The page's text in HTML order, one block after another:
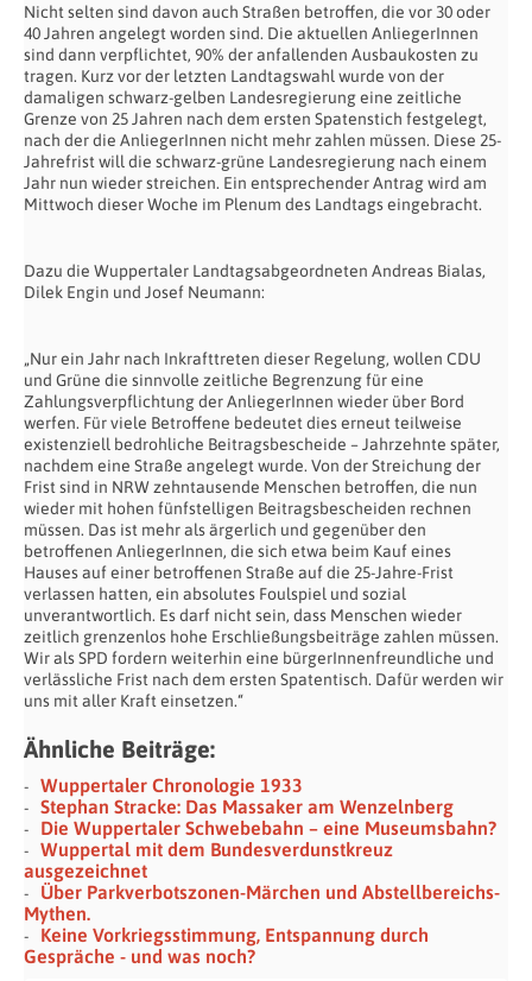
Nicht selten sind davon auch Straßen betroffen, die vor 30 oder
40 Jahren angelegt worden sind. Die aktuellen AnliegerInnen
sind dann verpflichtet, 90% der anfallenden Ausbaukosten zu
tragen. Kurz vor der letzten Landtagswahl wurde von der
damaligen schwarz-gelben Landesregierung eine zeitliche
Grenze von 25 Jahren nach dem ersten Spatenstich festgelegt,
nach der die AnliegerInnen nicht mehr zahlen müssen. Diese 25-
Jahrefrist will die schwarz-grüne Landesregierung nach einem
Jahr nun wieder streichen. Ein entsprechender Antrag wird am
Mittwoch dieser Woche im Plenum des Landtags eingebracht.
Dazu die Wuppertaler Landtagsabgeordneten Andreas Bialas,
Dilek Engin und Josef Neumann:
„Nur ein Jahr nach Inkrafttreten dieser Regelung, wollen CDU
und Grüne die sinnvolle zeitliche Begrenzung für eine
Zahlungsverpflichtung der AnliegerInnen wieder über Bord
werfen. Für viele Betroffene bedeutet dies erneut teilweise
existenziell bedrohliche Beitragsbescheide – Jahrzehnte später,
nachdem eine Straße angelegt wurde. Von der Streichung der
Frist sind in NRW zehntausende Menschen betroffen, die nun
wieder mit hohen fünfstelligen Beitragsbescheiden rechnen
müssen. Das ist mehr als ärgerlich und gegenüber den
betroffenen AnliegerInnen, die sich etwa beim Kauf eines
Hauses auf einer betroffenen Straße auf die 25-Jahre-Frist
verlassen hatten, ein absolutes Foulspiel und sozial
unverantwortlich. Es darf nicht sein, dass Menschen wieder
zeitlich grenzenlos hohe Erschließungsbeiträge zahlen müssen.
Wir als SPD fordern weiterhin eine bürgerInnenfreundliche und
verlässliche Frist nach dem ersten Spatentisch. Dafür werden wir
uns mit aller Kraft einsetzen.“
Ähnliche Beiträge:
Wuppertaler Chronologie 1933
Stephan Stracke: Das Massaker am Wenzelnberg
Die Wuppertaler Schwebebahn – eine Museumsbahn?
Wuppertal mit dem Bundesverdunstkreuz
ausgezeichnet
Über Parkverbotszonen-Märchen und Abstellbereichs-
Mythen.
Keine Vorkriegsstimmung, Entspannung durch
Gespräche - und was noch?